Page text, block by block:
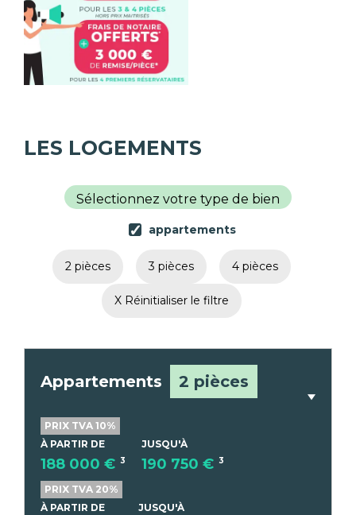
LES LOGEMENTS
Sélectionnez votre type de bien
appartements
2 pièces 3 pièces 4 pièces
X Réinitialiser le filtre
Appartements 2 pièces
PRIX TVA 10%
À PARTIR DE
188 000 € 3
JUSQU'À
190 750 € 3
PRIX TVA 20%
À PARTIR DE
JUSQU'À